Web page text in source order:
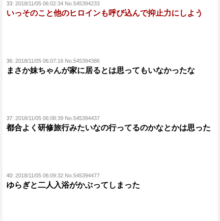
33: 2018/11/05 06:02:34 No.545394233
いっそのこと他のヒロインも呼び込んで抑止力にしよう
36: 2018/11/05 06:07:16 No.545394386
まさか妹ちゃんが家に居るとは思ってもいなかったな
37: 2018/11/05 06:08:39 No.545394437
都合よく研修旅行みたいなの行ってるのかなとかは思った
40: 2018/11/05 06:09:32 No.545394477
ゆらぎと二人入浴がかぶってしまった